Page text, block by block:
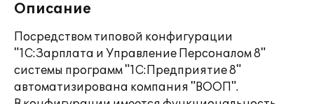
Описание
Посредством типовой конфигурации
"1С:Зарплата и Управление Персоналом 8"
системы программ "1С:Предприятие 8"
автоматизирована компания "ВООП".